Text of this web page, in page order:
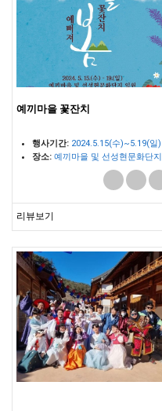
예끼마을 꽃잔치
행사기간: 2024.5.15(수)~5.19(일)
장소: 예끼마을 및 선성현문화단지
리뷰보기